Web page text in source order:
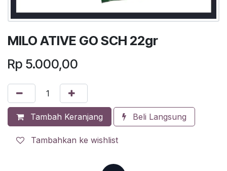
MILO ATIVE GO SCH 22gr
Rp 5.000,00
Tambah Keranjang Beli Langsung
Tambahkan ke wishlist